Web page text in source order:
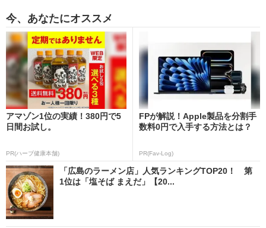
今、あなたにオススメ
アマゾン1位の実績！380円で5
日間お試し。
PR(ハーブ健康本舗)
FPが解説！Apple製品を分割手
数料0円で入手する方法とは？
PR(Fav-Log)
「広島のラーメン店」人気ランキングTOP20！ 第
1位は「塩そば まえだ」【20...